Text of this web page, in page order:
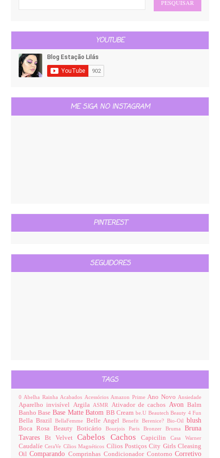
YOUTUBE
ME SIGA NO INSTAGRAM
PINTEREST
SEGUIDORES
TAGS
0 Abelha Rainha Acabados Acessórios Amazon Prime Ano Novo Ansiedade
Aparelho invisível Argila ASMR Ativador de cachos AvonBalm
BanhoBase Base MatteBatom BB Cream be.U BeautechBeauty 4 Fun
Bella BrazilBellaFemme Belle AngelBenefit Berenice? Bio-Oil blush
Boca Rosa Beauty BoticárioBourjois ParisBronzerBruma Bruna
Tavares Bt VelvetCabelos Cachos CapicilinCasa Warner
CaudalíeCeraVe Cílios Magnéticos Cílios PostiçosCity GirlsCleasing
OilComparandoComprinhas Condicionador ContornoCorretivo